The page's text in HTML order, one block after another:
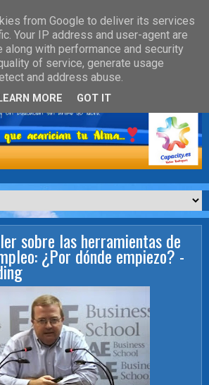
sobre las herramientas de
¿Por dónde empiezo? -
from Google to deliver its services
Your IP address and user-agent are
along with performance and security
of service, generate usage
and address abuse.
LEARN MORE GOT IT